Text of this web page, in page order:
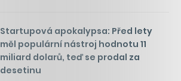
Startupová apokalypsa: Před lety
měl populární nástroj hodnotu 11
miliard dolarů, teď se prodal za
desetinu